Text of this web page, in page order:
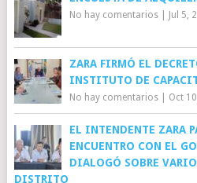
No hay comentarios| Jul 5,
ZARA FIRMÓ EL
INSTITUTO DE
No hay comentarios| Oct
EL INTENDENTE ZARA
ENCUENTRO CON EL
DIALOGÓ SOBRE
DISTRITO